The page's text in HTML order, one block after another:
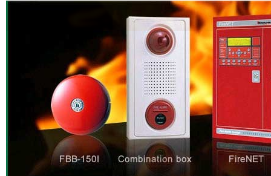
Cấu tạo và nguyên lý hoạt động của báo cháy
Tìm hiểu chi tiết về hệ thống báo cháy Horing
Các loại thang dây thoát hiểm phổ biến trên thị
Thang dây thoát hiểm có tác dụng gì trong tình
Cấu tạo đầu phun chữa cháy trong hệ thống
Kim thu sét là gì? Cấu tạo, nguyên lý hoạt động
Đầu phun chữa cháy là gì và nguyên lý hoạt động
Đầu phun chữa cháy là gì ? Tìm hiểu chi tiết từ A-